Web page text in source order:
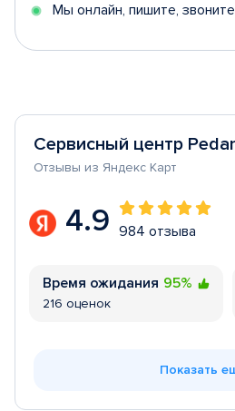
Мы онлайн, пишите, звоните
Сервисный центр
Отзывы из Яндекс Карт
4.9 984 отзыва
Время ожидания 95%
216 оценок
Показать